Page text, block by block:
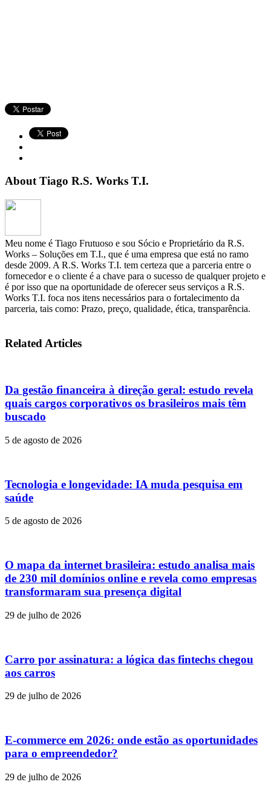
About Tiago R.S. Works T.I.
Meu nome é Tiago Frutuoso e sou Sócio e Proprietário da R.S.
Works – Soluções em T.I., que é uma empresa que está no ramo
desde 2009. A R.S. Works T.I. tem certeza que a parceria entre o
fornecedor e o cliente é a chave para o sucesso de qualquer projeto e
é por isso que na oportunidade de oferecer seus serviços a R.S.
Works T.I. foca nos itens necessários para o fortalecimento da
parceria, tais como: Prazo, preço, qualidade, ética, transparência.
Related Articles
Da gestão financeira à direção geral: estudo revela
quais cargos corporativos os brasileiros mais têm
buscado
5 de agosto de 2026
Tecnologia e longevidade: IA muda pesquisa em
saúde
5 de agosto de 2026
O mapa da internet brasileira: estudo analisa mais
de 230 mil domínios online e revela como empresas
transformaram sua presença digital
29 de julho de 2026
Carro por assinatura: a lógica das fintechs chegou
aos carros
29 de julho de 2026
E-commerce em 2026: onde estão as oportunidades
para o empreendedor?
29 de julho de 2026